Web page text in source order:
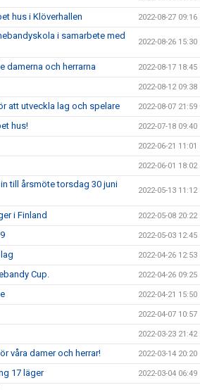
hus i Klöverhallen 2022-08-27 09:16
i samarbete med
2022-08-26 15:30
damerna och herrarna 2022-08-17 18:45
2022-08-12 09:38
att utveckla lag och spelare 2022-08-07 21:59
hus! 2022-07-18 09:40
2022-06-21 11:01
2022-06-01 18:02
till årsmöte torsdag 30 juni
2022-05-13 11:12
i Finland 2022-05-08 20:22
2022-05-03 12:45
2022-04-26 12:53
Cup. 2022-04-26 09:25
2022-04-21 15:50
2022-04-07 10:57
2022-03-23 21:42
våra damer och herrar! 2022-03-14 20:20
17 läger 2022-03-04 06:49